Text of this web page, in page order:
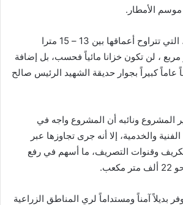
الأمطار.
وأشار إلى أن البحيرة، التي تتراوح أعماقها بين 13 – 15 مترا
ألف متر مربع ، لن تكون خزانا مائياً فحسب، بل إضافة
عاماً كبيراً بجوار حديقة الشهيد الرئيس صالح
المشروع ونائبه أن المشروع واجه في
والخدمية، إلا أنه جرى تجاوزها عبر
وقنوات التصريف، ما أسهم في رفع
بديلاً آمناً ومستداماً لري المناطق الزراعية